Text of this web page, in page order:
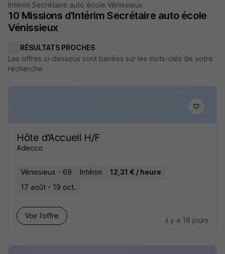
Intérim Secrétaire auto école Vénissieux
10 Missions d'Intérim Secrétaire auto école
Vénissieux
RÉSULTATS PROCHES
Les offres ci-dessous sont basées sur les mots-clés de votre
recherche
Hôte d'Accueil H/F
Adecco
Vénissieux - 69 Intérim
12,31 € / heure
17 août - 19 oct.
Voir l’offre
il y a 18 jours